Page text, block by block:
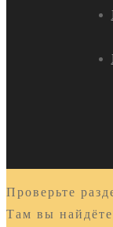
Проверьте
Там вы